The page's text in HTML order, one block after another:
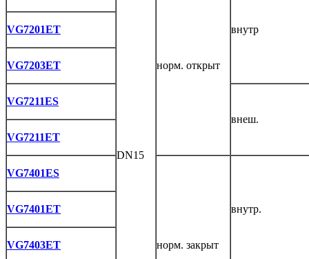
DN15
норм. открыт
внутр
VG7201ET
VG7203ET
VG7211ES
внеш.
VG7211ET
VG7401ES
норм. закрыт
внутр.
VG7401ET
VG7403ET